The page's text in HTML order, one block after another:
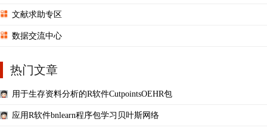
文献求助专区
数据交流中心
热门文章
用于生存资料分析的R软件CutpointsOEHR包
应用R软件bnlearn程序包学习贝叶斯网络